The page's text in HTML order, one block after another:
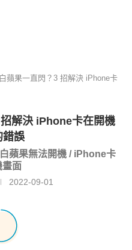
蘋果一直閃？3 招解決 iPhone卡
解決 iPhone卡在開機
錯誤
蘋果無法開機 / iPhone卡
畫面
2022-09-01